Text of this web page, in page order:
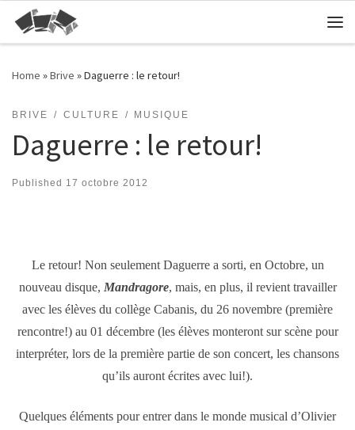
Skip to content
Home »Brive »Daguerre : le retour!
BRIVE CULTURE MUSIQUE
Daguerre : le retour!
Published 17 octobre 2012
Le retour! Non seulement Daguerre a sorti, en Octobre, un
nouveau disque, Mandragore, mais, en plus, il revient travailler
avec les élèves du collège Cabanis, du 26 novembre (première
rencontre!) au 01 décembre (les élèves monteront sur scène pour
interpréter, lors de la première partie de son concert, les chansons
qu’ils auront écrites avec lui!).
Quelques éléments pour entrer dans le monde musical d’Olivier